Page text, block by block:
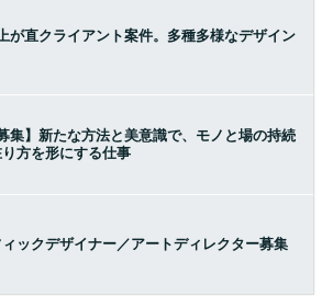
が直クライアント案件。多種多様なデザイン
集】新たな方法と美意識で、モノと場の持続
方を形にする仕事
ックデザイナー／アートディレクター募集